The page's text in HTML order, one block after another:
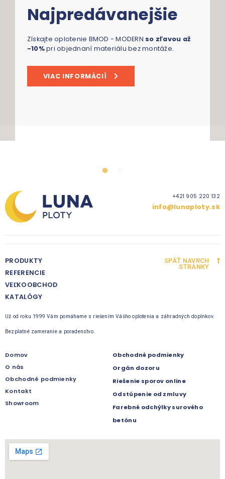
Najpredávanejšie
Získajte oplotenie BMOD - MODERN so zľavou až
-10%pri objednaní materiálu bez montáže.
VIAC INFORMÁCIÍ
+421 905 220 132
info@lunaploty.sk
PRODUKTY
REFERENCIE
VEĽKOOBCHOD
KATALÓGY
SPÄŤ NAVRCH
STRÁNKY
Už od roku 1999 Vám pomáhame s riešením Vášho oplotenia a záhradných doplnkov.
Bezplatné zameranie a poradenstvo.
Domov
O nás
Obchodné podmienky
Kontakt
Showroom
Obchodné podmienky
Orgán dozoru
Riešenie sporov online
Odstúpenie od zmluvy
Farebné odchýlky surového
betónu